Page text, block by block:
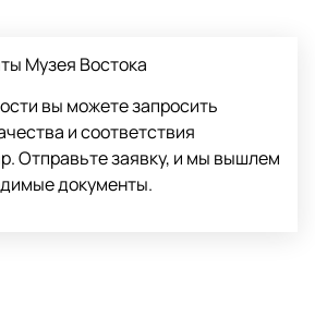
приобретали ковёр, договоритесь о
либо привозите его в салон.
Музея Востока
вы можете запросить
и соответствия
Отправьте заявку, и мы вышлем
документы.